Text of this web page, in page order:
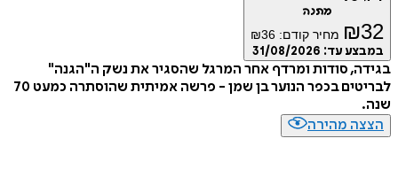
מתנה
₪32 מחיר קודם: ₪36
במבצע עד: 31/08/2026
בגידה, סודות ומרדף אחר המרגל שהסגיר את נשק ה"הגנה"
לבריטים בכפר הנוער בן שמן - פרשה אמיתית שהוסתרה כמעט 70
שנה.
הצצה מהירה